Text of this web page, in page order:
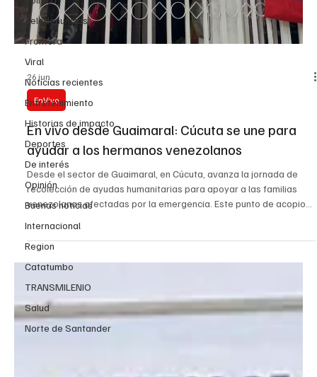
Teledenuncias
Frontera
Viral
Noticias recientes
Entretenimiento
Historias de impacto
Deportes
De interés
Opinión
Buenas noticias
Internacional
Region
Catatumbo
TRANSMILENIO
Salud
Norte de Santander
26 jun
EnVivo
En vivo desde Guaimaral: Cúcuta se une para
ayudar a los hermanos venezolanos
Desde el sector de Guaimaral, en Cúcuta, avanza la jornada de
recolección de ayudas humanitarias para apoyar a las familias
venezolanas afectadas por la emergencia. Este punto de acopio
organizaciones y voluntarios se suman con donaciones de
alimentos no perecederos, agua, elementos de aseo, ropa en buen
estado, frazadas y otros artículos de primera necesidad. La